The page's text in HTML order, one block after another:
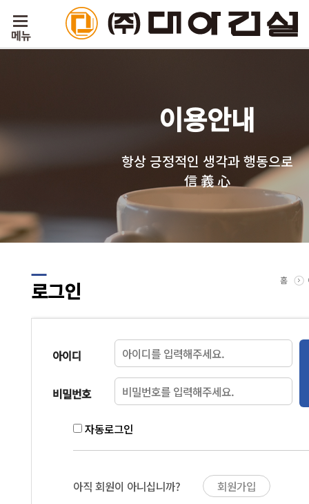
이용안내
항상 긍정적인 생각과 행동으로
信 義 心
로그인 홈
아이디
비밀번호
자동로그인
아직 회원이 아니십니까?
회원가입